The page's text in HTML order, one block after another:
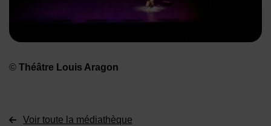
© Théâtre Louis Aragon
Voir toute la médiathèque